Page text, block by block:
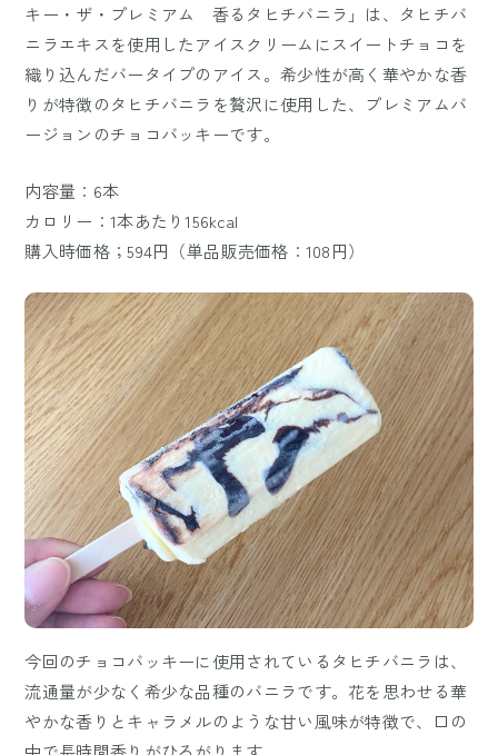
キー・ザ・プレミアム 香るタヒチバニラ」は、タヒチバ
ニラエキスを使用したアイスクリームにスイートチョコを
織り込んだバータイプのアイス。希少性が高く華やかな香
りが特徴のタヒチバニラを贅沢に使用した、プレミアムバ
ージョンのチョコバッキーです。
内容量：6本
カロリー：1本あたり156kcal
購入時価格；594円（単品販売価格：108円）
今回のチョコバッキーに使用されているタヒチバニラは、
流通量が少なく希少な品種のバニラです。花を思わせる華
やかな香りとキャラメルのような甘い風味が特徴で、口の